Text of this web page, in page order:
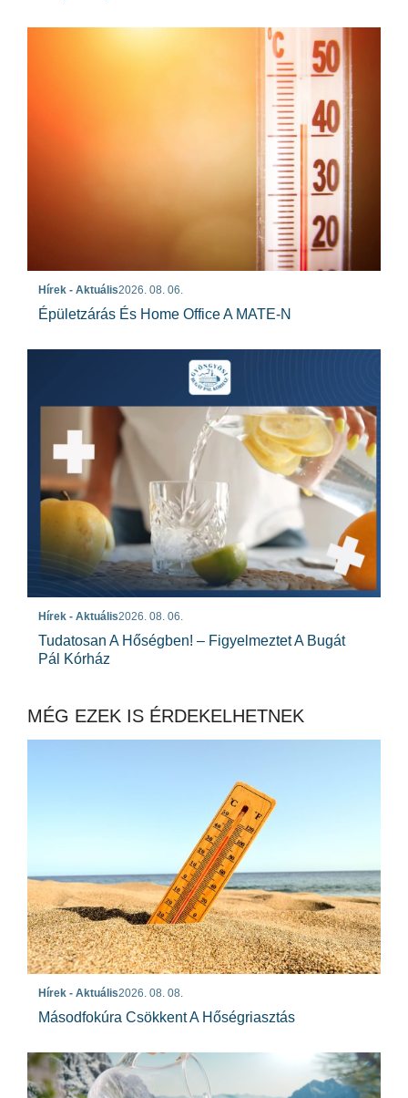
Hírek - Aktuális2026. 08. 06.
Épületzárás És Home Office A MATE-N
Hírek - Aktuális2026. 08. 06.
Tudatosan A Hőségben! – Figyelmeztet A Bugát
Pál Kórház
MÉG EZEK IS ÉRDEKELHETNEK
Hírek - Aktuális2026. 08. 08.
Másodfokúra Csökkent A Hőségriasztás